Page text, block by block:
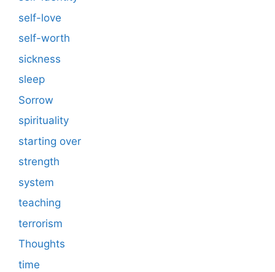
self-love
self-worth
sickness
sleep
Sorrow
spirituality
starting over
strength
system
teaching
terrorism
Thoughts
time